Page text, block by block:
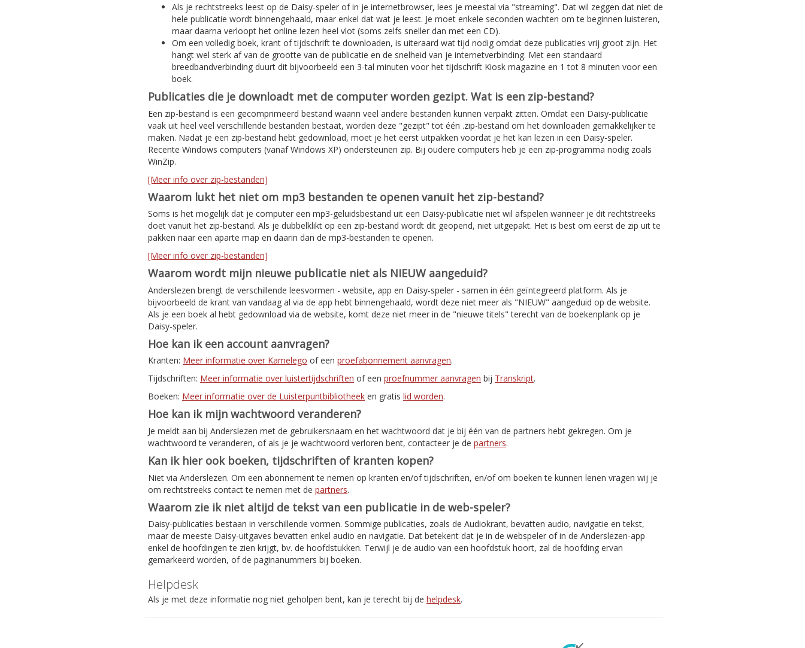
Als je rechtstreeks leest op de Daisy-speler of in je internetbrowser, lees je meestal via "streaming". Dat wil zeggen dat niet de
hele publicatie wordt binnengehaald, maar enkel dat wat je leest. Je moet enkele seconden wachten om te beginnen luisteren,
maar daarna verloopt het online lezen heel vlot (soms zelfs sneller dan met een CD).
Om een volledig boek, krant of tijdschrift te downloaden, is uiteraard wat tijd nodig omdat deze publicaties vrij groot zijn. Het
hangt wel sterk af van de grootte van de publicatie en de snelheid van je internetverbinding. Met een standaard
breedbandverbinding duurt dit bijvoorbeeld een 3-tal minuten voor het tijdschrift Kiosk magazine en 1 tot 8 minuten voor een
boek.
Publicaties die je downloadt met de computer worden gezipt. Wat is een zip-bestand?
Een zip-bestand is een gecomprimeerd bestand waarin veel andere bestanden kunnen verpakt zitten. Omdat een Daisy-publicatie
vaak uit heel veel verschillende bestanden bestaat, worden deze "gezipt" tot één .zip-bestand om het downloaden gemakkelijker te
maken. Nadat je een zip-bestand hebt gedownload, moet je het eerst uitpakken voordat je het kan lezen in een Daisy-speler.
Recente Windows computers (vanaf Windows XP) ondersteunen zip. Bij oudere computers heb je een zip-programma nodig zoals
WinZip.
[Meer info over zip-bestanden]
Waarom lukt het niet om mp3 bestanden te openen vanuit het zip-bestand?
Soms is het mogelijk dat je computer een mp3-geluidsbestand uit een Daisy-publicatie niet wil afspelen wanneer je dit rechtstreeks
doet vanuit het zip-bestand. Als je dubbelklikt op een zip-bestand wordt dit geopend, niet uitgepakt. Het is best om eerst de zip uit te
pakken naar een aparte map en daarin dan de mp3-bestanden te openen.
[Meer info over zip-bestanden]
Waarom wordt mijn nieuwe publicatie niet als NIEUW aangeduid?
Anderslezen brengt de verschillende leesvormen - website, app en Daisy-speler - samen in één geïntegreerd platform. Als je
bijvoorbeeld de krant van vandaag al via de app hebt binnengehaald, wordt deze niet meer als "NIEUW" aangeduid op de website.
Als je een boek al hebt gedownload via de website, komt deze niet meer in de "nieuwe titels" terecht van de boekenplank op je
Daisy-speler.
Hoe kan ik een account aanvragen?
Kranten: Meer informatie over Kamelego of een proefabonnement aanvragen.
Tijdschriften: Meer informatie over luistertijdschriften of een proefnummer aanvragen bij Transkript.
Boeken: Meer informatie over de Luisterpuntbibliotheek en gratis lid worden.
Hoe kan ik mijn wachtwoord veranderen?
Je meldt aan bij Anderslezen met de gebruikersnaam en het wachtwoord dat je bij één van de partners hebt gekregen. Om je
wachtwoord te veranderen, of als je je wachtwoord verloren bent, contacteer je de partners.
Kan ik hier ook boeken, tijdschriften of kranten kopen?
Niet via Anderslezen. Om een abonnement te nemen op kranten en/of tijdschriften, en/of om boeken te kunnen lenen vragen wij je
om rechtstreeks contact te nemen met de partners.
Waarom zie ik niet altijd de tekst van een publicatie in de web-speler?
Daisy-publicaties bestaan in verschillende vormen. Sommige publicaties, zoals de Audiokrant, bevatten audio, navigatie en tekst,
maar de meeste Daisy-uitgaves bevatten enkel audio en navigatie. Dat betekent dat je in de webspeler of in de Anderslezen-app
enkel de hoofdingen te zien krijgt, bv. de hoofdstukken. Terwijl je de audio van een hoofdstuk hoort, zal de hoofding ervan
gemarkeerd worden, of de paginanummers bij boeken.
Helpdesk
Als je met deze informatie nog niet geholpen bent, kan je terecht bij de helpdesk.